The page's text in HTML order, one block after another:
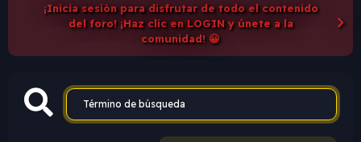
¡Inicia sesión para disfrutar de todo el contenido
del foro! ¡Haz clic en LOGIN y únete a la
comunidad! 😀